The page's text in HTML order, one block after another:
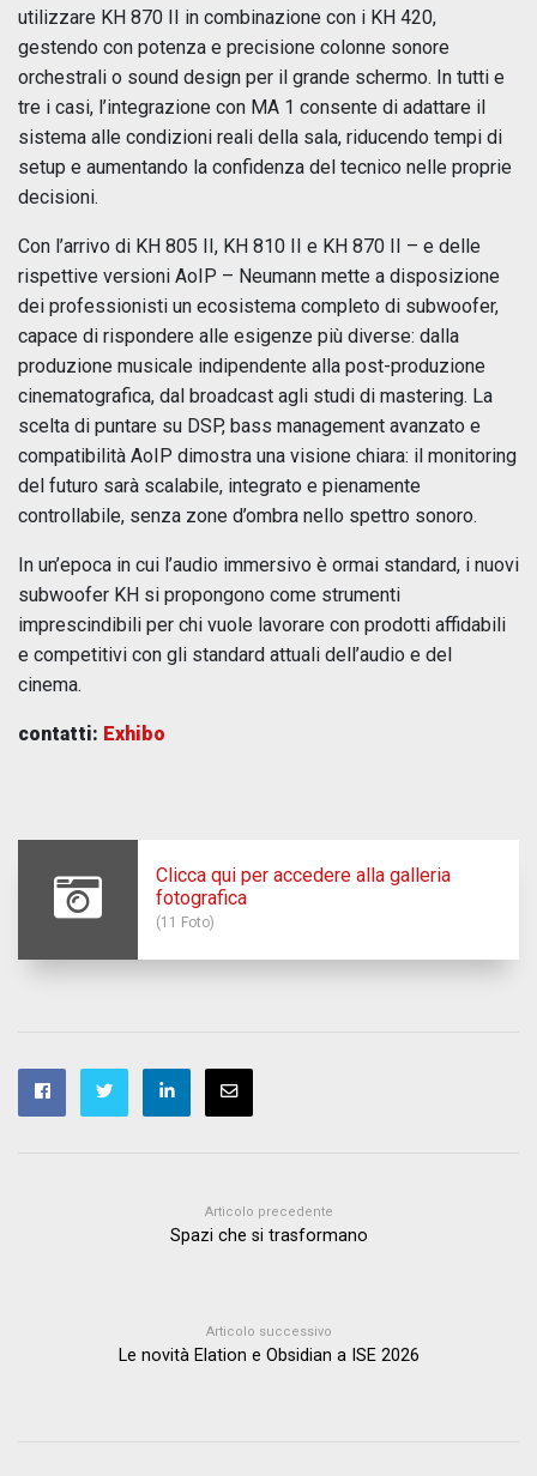
utilizzare KH 870 II in combinazione con i KH 420,
gestendo con potenza e precisione colonne sonore
orchestrali o sound design per il grande schermo. In tutti e
tre i casi, l’integrazione con MA 1 consente di adattare il
sistema alle condizioni reali della sala, riducendo tempi di
setup e aumentando la confidenza del tecnico nelle proprie
decisioni.
Con l’arrivo di KH 805 II, KH 810 II e KH 870 II – e delle
rispettive versioni AoIP – Neumann mette a disposizione
dei professionisti un ecosistema completo di subwoofer,
capace di rispondere alle esigenze più diverse: dalla
produzione musicale indipendente alla post-produzione
cinematografica, dal broadcast agli studi di mastering. La
scelta di puntare su DSP, bass management avanzato e
compatibilità AoIP dimostra una visione chiara: il monitoring
del futuro sarà scalabile, integrato e pienamente
controllabile, senza zone d’ombra nello spettro sonoro.
In un’epoca in cui l’audio immersivo è ormai standard, i nuovi
subwoofer KH si propongono come strumenti
imprescindibili per chi vuole lavorare con prodotti affidabili
e competitivi con gli standard attuali dell’audio e del
cinema.
contatti: Exhibo
Clicca qui per accedere alla galleria
fotografica
(11 Foto)
Articolo precedente
Spazi che si trasformano
Articolo successivo
Le novità Elation e Obsidian a ISE 2026